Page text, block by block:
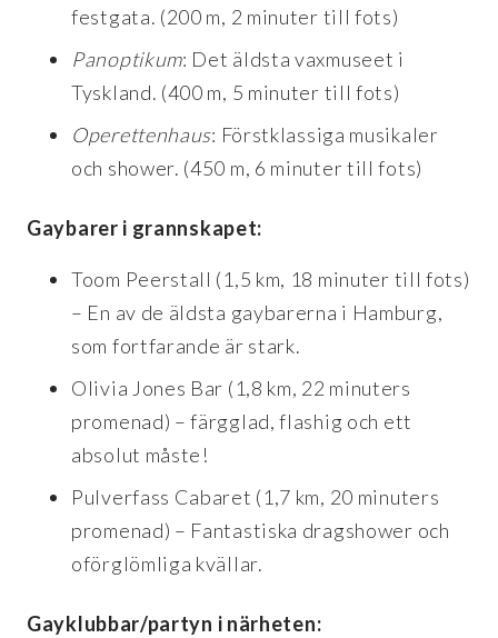
festgata. (200 m, 2 minuter till fots)
Panoptikum: Det äldsta vaxmuseet i
Tyskland. (400 m, 5 minuter till fots)
Operettenhaus: Förstklassiga musikaler
och shower. (450 m, 6 minuter till fots)
Gaybarer i grannskapet:
Toom Peerstall (1,5 km, 18 minuter till fots)
– En av de äldsta gaybarerna i Hamburg,
som fortfarande är stark.
Olivia Jones Bar (1,8 km, 22 minuters
promenad) – färgglad, flashig och ett
absolut måste!
Pulverfass Cabaret (1,7 km, 20 minuters
promenad) – Fantastiska dragshower och
oförglömliga kvällar.
Gayklubbar/partyn i närheten: